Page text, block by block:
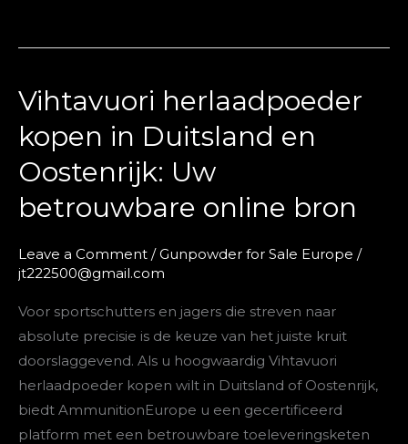
Vihtavuori herlaadpoeder
kopen in Duitsland en
Oostenrijk: Uw
betrouwbare online bron
Leave a Comment /Gunpowder for Sale Europe /
jt222500@gmail.com
Voor sportschutters en jagers die streven naar
absolute precisie is de keuze van het juiste kruit
doorslaggevend. Als u hoogwaardig Vihtavuori
herlaadpoeder kopen wilt in Duitsland of Oostenrijk,
biedt AmmunitionEurope u een gecertificeerd
platform met een betrouwbare toeleveringsketen
Vihtavuori
kopen
in
en
Uw
online
bron